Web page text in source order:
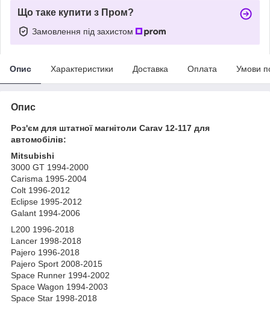
Що таке купити з Пром?
Замовлення під захистом
Опис Характеристики Доставка Оплата Умови
Опис
Роз'єм для штатної магнітоли Carav 12-117 для
автомобілів:
Mitsubishi
3000 GT 1994-2000
Carisma 1995-2004
Colt 1996-2012
Eclipse 1995-2012
Galant 1994-2006
L200 1996-2018
Lancer 1998-2018
Pajero 1996-2018
Pajero Sport 2008-2015
Space Runner 1994-2002
Space Wagon 1994-2003
Space Star 1998-2018